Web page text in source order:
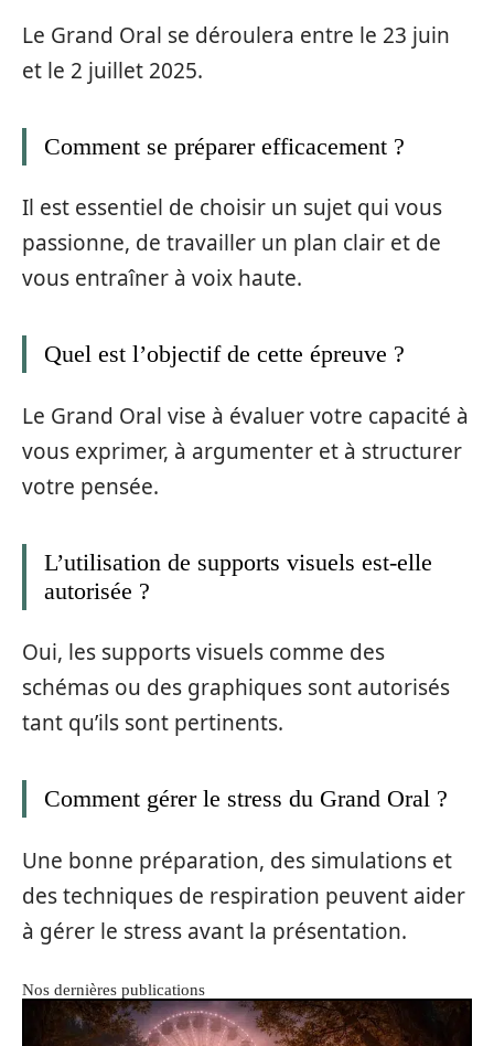
Le Grand Oral se déroulera entre le 23 juin
et le 2 juillet 2025.
Comment se préparer efficacement ?
Il est essentiel de choisir un sujet qui vous
passionne, de travailler un plan clair et de
vous entraîner à voix haute.
Quel est l’objectif de cette épreuve ?
Le Grand Oral vise à évaluer votre capacité à
vous exprimer, à argumenter et à structurer
votre pensée.
L’utilisation de supports visuels est-elle
autorisée ?
Oui, les supports visuels comme des
schémas ou des graphiques sont autorisés
tant qu’ils sont pertinents.
Comment gérer le stress du Grand Oral ?
Une bonne préparation, des simulations et
des techniques de respiration peuvent aider
à gérer le stress avant la présentation.
Nos dernières publications